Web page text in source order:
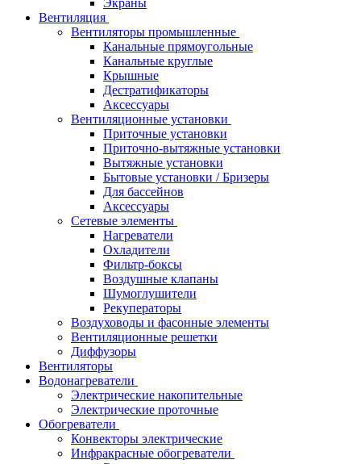
Экраны
Вентиляция
Вентиляторы промышленные
Канальные прямоугольные
Канальные круглые
Крышные
Дестратификаторы
Аксессуары
Вентиляционные установки
Приточные установки
Приточно-вытяжные установки
Вытяжные установки
Бытовые установки / Бризеры
Для бассейнов
Аксессуары
Сетевые элементы
Нагреватели
Охладители
Фильтр-боксы
Воздушные клапаны
Шумоглушители
Рекуператоры
Воздуховоды и фасонные элементы
Вентиляционные решетки
Диффузоры
Вентиляторы
Водонагреватели
Электрические накопительные
Электрические проточные
Обогреватели
Конвекторы электрические
Инфракрасные обогреватели